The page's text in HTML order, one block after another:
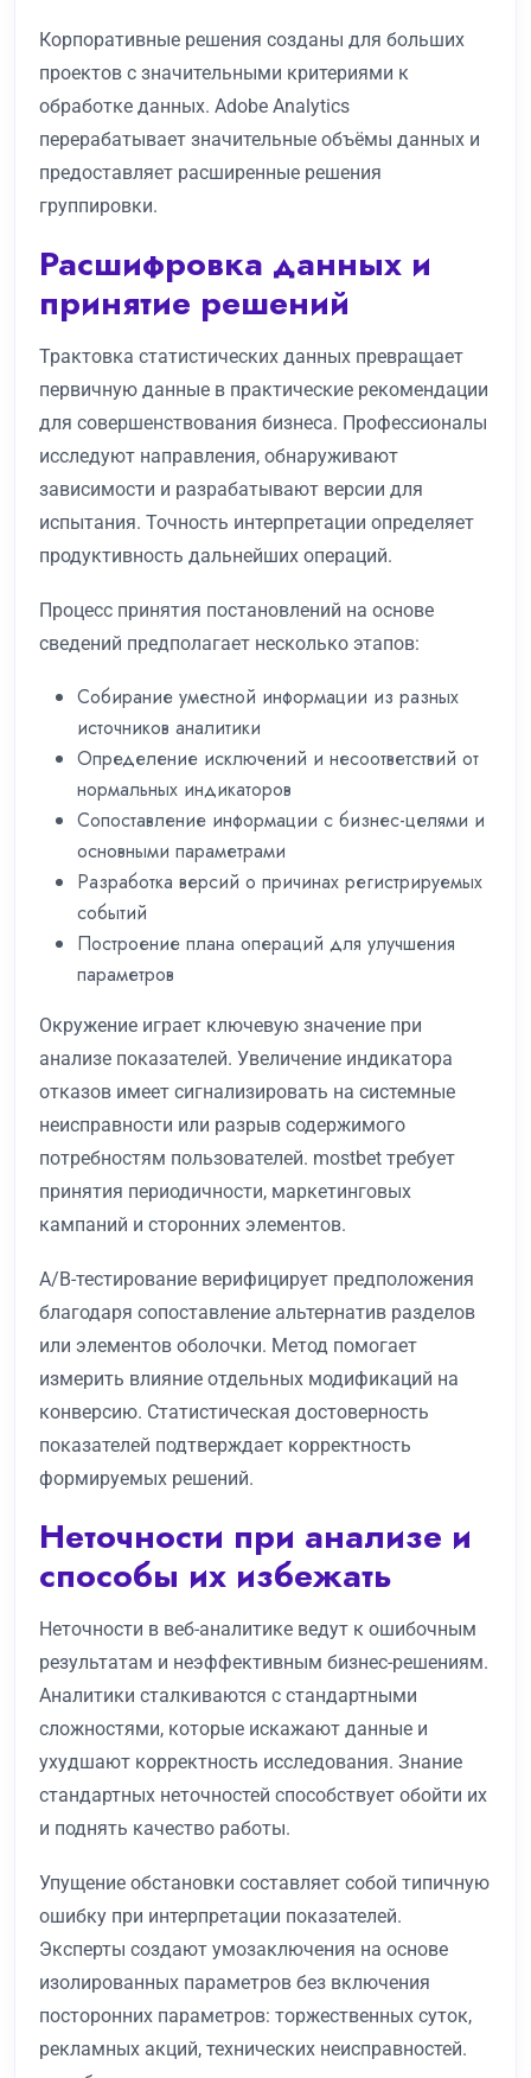
Корпоративные решения созданы для больших
проектов с значительными критериями к
обработке данных. Adobe Analytics
перерабатывает значительные объёмы данных и
предоставляет расширенные решения
группировки.
Расшифровка данных и
принятие решений
Трактовка статистических данных превращает
первичную данные в практические рекомендации
для совершенствования бизнеса. Профессионалы
исследуют направления, обнаруживают
зависимости и разрабатывают версии для
испытания. Точность интерпретации определяет
продуктивность дальнейших операций.
Процесс принятия постановлений на основе
сведений предполагает несколько этапов:
Собирание уместной информации из разных
источников аналитики
Определение исключений и несоответствий от
нормальных индикаторов
Сопоставление информации с бизнес-целями и
основными параметрами
Разработка версий о причинах регистрируемых
событий
Построение плана операций для улучшения
параметров
Окружение играет ключевую значение при
анализе показателей. Увеличение индикатора
отказов имеет сигнализировать на системные
неисправности или разрыв содержимого
потребностям пользователей. mostbet требует
принятия периодичности, маркетинговых
кампаний и сторонних элементов.
A/B-тестирование верифицирует предположения
благодаря сопоставление альтернатив разделов
или элементов оболочки. Метод помогает
измерить влияние отдельных модификаций на
конверсию. Статистическая достоверность
показателей подтверждает корректность
формируемых решений.
Неточности при анализе и
способы их избежать
Неточности в веб-аналитике ведут к ошибочным
результатам и неэффективным бизнес-решениям.
Аналитики сталкиваются с стандартными
сложностями, которые искажают данные и
ухудшают корректность исследования. Знание
стандартных неточностей способствует обойти их
и поднять качество работы.
Упущение обстановки составляет собой типичную
ошибку при интерпретации показателей.
Эксперты создают умозаключения на основе
изолированных параметров без включения
посторонних параметров: торжественных суток,
рекламных акций, технических неисправностей.